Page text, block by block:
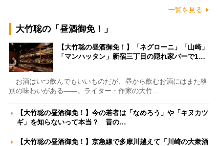
一覧を見る
大竹聡の「昼酒御免！」
【大竹聡の昼酒御免！】「ネグローニ」「山崎」
「マンハッタン」新宿三丁目の隠れ家バーで1…
お酒はいつ飲んでもいいものだが、昼から飲むお酒にはまた格
別の味わいがある――。ライター・作家の大竹…
【大竹聡の昼酒御免！】今の若者は「なめろう」や「キヌカツ
ギ」を知らないって本当？ 昔の…
【大竹聡の昼酒御免！】京急線で多摩川越えて「川崎の大衆酒